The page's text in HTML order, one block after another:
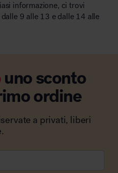
informazione, ci trovi
9 alle 13 e dalle 14 alle
uno sconto
ordine
a privati, liberi